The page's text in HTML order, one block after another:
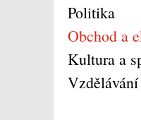
Politika
Obchod a
Kultura a
Vzdělávání